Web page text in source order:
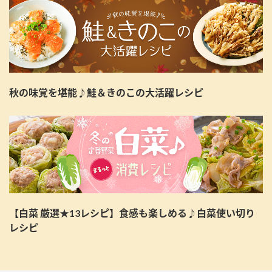
秋の味覚を堪能♪鮭＆きのこの大活躍レシピ
【白菜 厳選★13レシピ】食感も楽しめる♪白菜使い切り
レシピ